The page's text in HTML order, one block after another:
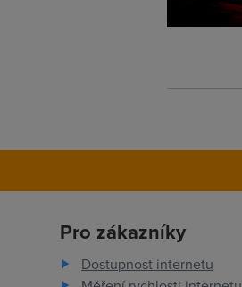
Pro zákazníky
Dostupnost internetu